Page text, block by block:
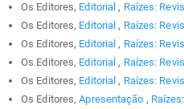
Os Editores, Editorial, Raízes:
Os Editores, Editorial, Raízes:
Os Editores, Editorial, Raízes:
Os Editores, Editorial, Raízes:
Os Editores, Editorial, Raízes:
Os Editores,Apresentação ,